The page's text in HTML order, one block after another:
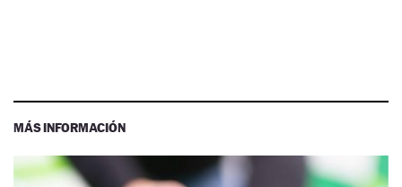
MÁS INFORMACIÓN